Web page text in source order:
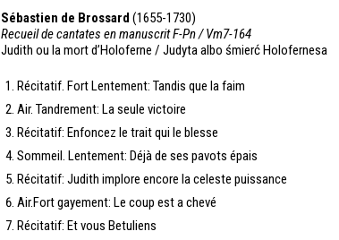
Sébastien de Brossard (1655-1730)
Recueil de cantates en manuscrit F-Pn / Vm7-164
Judith ou la mort d’Holoferne / Judyta albo śmierć Holofernesa
Récitatif. Fort Lentement: Tandis que la faim
Air. Tandrement: La seule victoire
Récitatif: Enfoncez le trait qui le blesse
Sommeil. Lentement: Déjà de ses pavots épais
Récitatif: Judith implore encore la celeste puissance
Air.Fort gayement: Le coup est a chevé
Récitatif: Et vous Betuliens